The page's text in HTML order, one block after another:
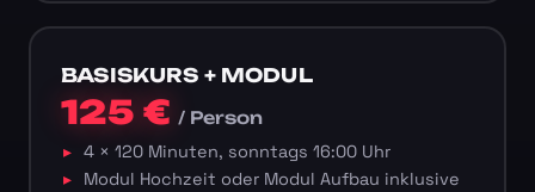
BASISKURS + MODUL
125 €/ Person
4 × 120 Minuten, sonntags 16:00 Uhr
Modul Hochzeit oder Modul Aufbau inklusive